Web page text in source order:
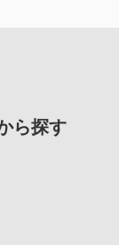
ら探す